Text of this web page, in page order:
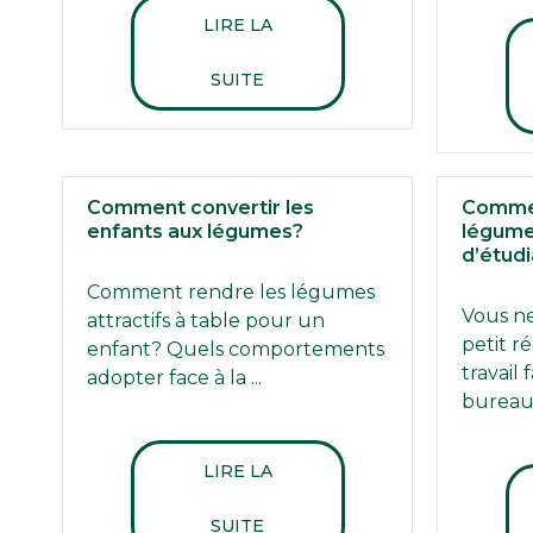
LIRE LA
SUITE
Comment convertir les
enfants aux légumes?
Comment rendre les légumes
attractifs à table pour un
enfant? Quels comportements
adopter face à la ...
LIRE LA
SUITE
Vous
petit
travail